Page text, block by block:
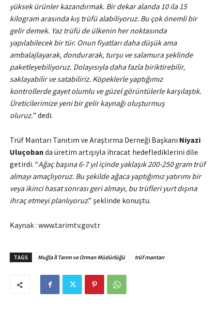
yüksek ürünler kazandırmak. Bir dekar alanda 10 ila 15
kilogram arasında kış trüfü alabiliyoruz. Bu çok önemli bir
gelir demek. Yaz trüfü de ülkenin her noktasında
yapılabilecek bir tür. Onun fiyatları daha düşük ama
ambalajlayarak, dondurarak, turşu ve salamura şeklinde
paketleyebiliyoruz. Dolayısıyla daha fazla biriktirebilir,
saklayabilir ve satabiliriz. Köpeklerle yaptığımız
kontrollerde gayet olumlu ve güzel görüntülerle karşılaştık.
Üreticilerimize yeni bir gelir kaynağı oluşturmuş
oluruz.” dedi.
Trüf Mantarı Tanıtım ve Araştırma Derneği Başkanı Niyazi
Uluçoban da üretim artışıyla ihracat hedeflediklerini dile
getirdi. “Ağaç başına 6-7 yıl içinde yaklaşık 200-250 gram trüf
almayı amaçlıyoruz. Bu şekilde ağaca yaptığımız yatırımı bir
veya ikinci hasat sonrası geri almayı, bu trüfleri yurt dışına
ihraç etmeyi planlıyoruz.” şeklinde konuştu.
Kaynak : www.tarimtv.gov.tr
TAGS Muğla İl Tarım ve Orman Müdürlüğü trüf mantarı